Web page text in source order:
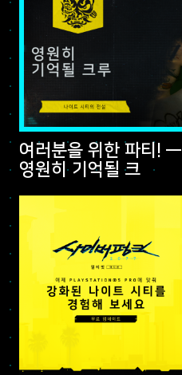
여러분을 위한 파티!
영원히 기억될 크